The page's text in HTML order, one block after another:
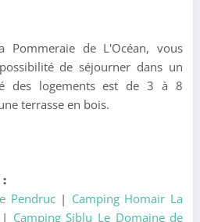
Pommeraie de L'Océan, vous
de séjourner dans un
des logements est de 3 à 8
terrasse en bois.
Pendruc| Camping Homair La
| Camping Siblu Le Domaine de